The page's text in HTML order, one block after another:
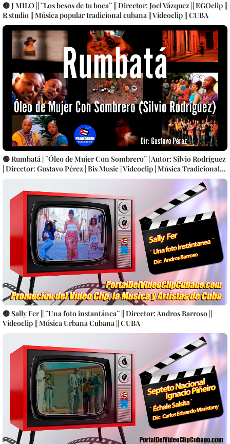
🟡 J MILO || ¨Los besos de tu boca¨ || Director: Joel Vázquez || EGOclip ||
R studio || Música popular tradicional cubana || Videoclip || CUBA
🟢 Rumbatá | ¨Óleo de Mujer Con Sombrero¨ | Autor: Silvio Rodríguez
| Director: Gustavo Pérez | Bis Music | Videoclip | Música Tradicional
Bailable Cubana | Rumba | Artistas Cubanos | Canción | CUBA
🟡 Sally Fer || ¨Una foto instantánea¨ || Director: Andros Barroso ||
Videoclip || Música Urbana Cubana || CUBA